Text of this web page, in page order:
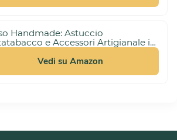
Handmade: Astuccio
e Accessori Artigianale in
Uomo/Donna con Doppia
per Tabacco e Filtri, 4
(Nero)
Vedi su Amazon